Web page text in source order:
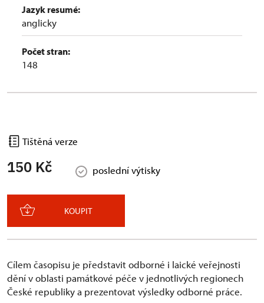
Jazyk resumé:
anglicky
Počet stran:
148
Tištěná verze
150 Kč poslední výtisky
KOUPIT
Cílem časopisu je představit odborné i laické veřejnosti
dění v oblasti památkové péče v jednotlivých regionech
České republiky a prezentovat výsledky odborné práce.